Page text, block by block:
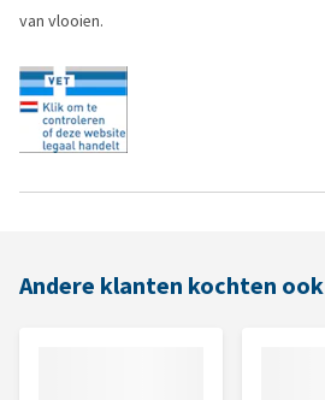
van vlooien.
Andere klanten kochten ook